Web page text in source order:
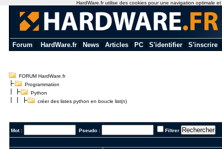
Forum HardWare.fr News Articles PC S'identifier S'inscrire
FORUM HardWare.fr
Programmation
Python
créer des listes python en boucle list(n)
Mot : Pseudo : Filtrer
HardWare.fr utilise des cookies pour une navigation optimale